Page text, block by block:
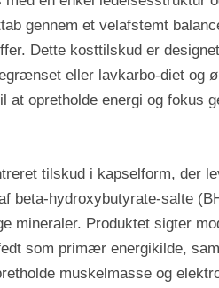
gennem et velafstemt
Dette kosttilskud er
eller lavkarbo-diet og
at opretholde energi og fokus
tilskud i kapselform, der
beta-hydroxybutyrate-salte
mineraler. Produktet sigter
som primær energikilde,
muskelmasse og